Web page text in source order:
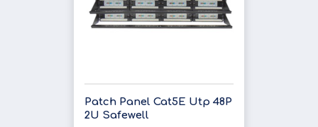
Patch Panel Cat5E Utp 48P
2U Safewell